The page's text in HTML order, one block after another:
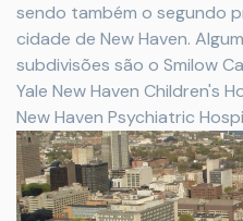
sendo também o segundo
cidade de New Haven.
subdivisões são o Smilow
Yale New Haven Children's
New Haven Psychiatric